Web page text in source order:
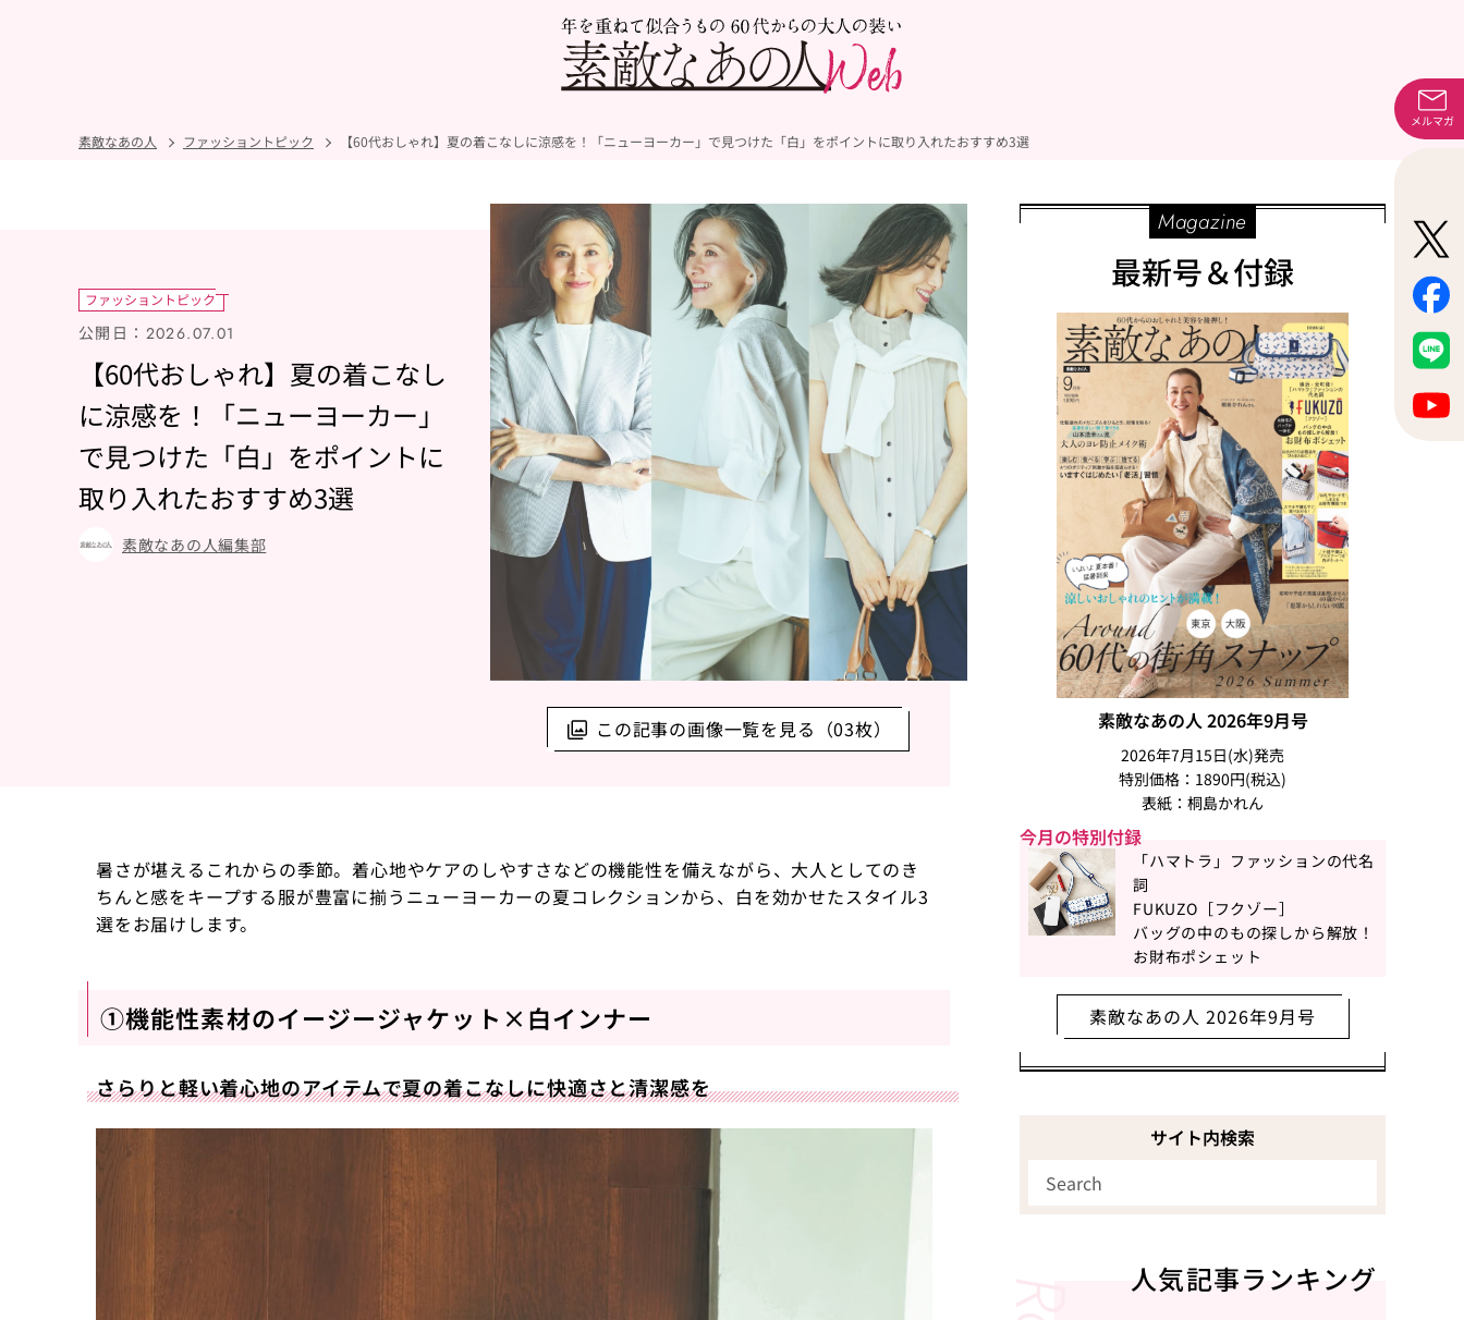
素敵なあの人 ファッショントピック 【60代おしゃれ】夏の着こなしに涼感を！「ニューヨーカー」で見つけた「白」をポイントに取り入れたおすすめ3選
この記事の画像一覧を見る（03枚）
ファッショントピック
公開日： 2026.07.01
【60代おしゃれ】夏の着こなし
に涼感を！「ニューヨーカー」
で見つけた「白」をポイントに
取り入れたおすすめ3選
素敵なあの人編集部
暑さが堪えるこれからの季節。着心地やケアのしやすさなどの機能性を備えながら、大人としてのき
ちんと感をキープする服が豊富に揃うニューヨーカーの夏コレクションから、白を効かせたスタイル3
選をお届けします。
①機能性素材のイージージャケット×白インナー
さらりと軽い着心地のアイテムで夏の着こなしに快適さと清潔感を
Magazine
最新号＆付録
素敵なあの人 2026年9月号
2026年7月15日(水)発売
特別価格：1890円(税込)
表紙：桐島かれん
今月の特別付録
「ハマトラ」ファッションの代名
詞
FUKUZO［フクゾー］
バッグの中のもの探しから解放！
お財布ポシェット
素敵なあの人 2026年9月号
サイト内検索
人気記事ランキング
メルマガ